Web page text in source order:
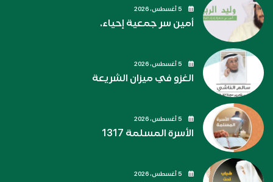
أمين سر جمعية إحياء.
الغزو في ميزان الشريعة
الأسرة المسلمة 1317